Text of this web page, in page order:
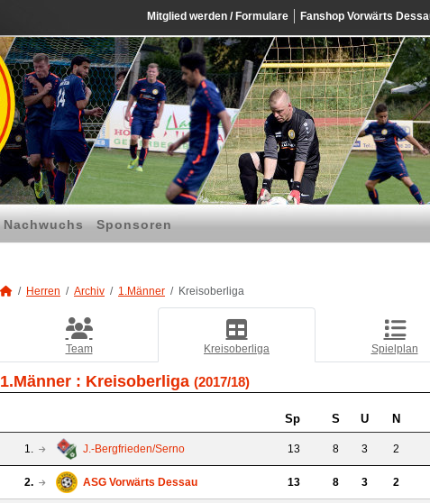
Mitglied werden / Formulare Fanshop Vorwärts
Nachwuchs Sponsoren
Herren Archiv 1.Männer Kreisoberliga
Team Kreisoberliga Spielplan
1.Männer : Kreisoberliga (2017/18)
Sp S U N
1. J.-Bergfrieden/Serno 13 8 3 2
2. ASG Vorwärts Dessau 13 8 3 2